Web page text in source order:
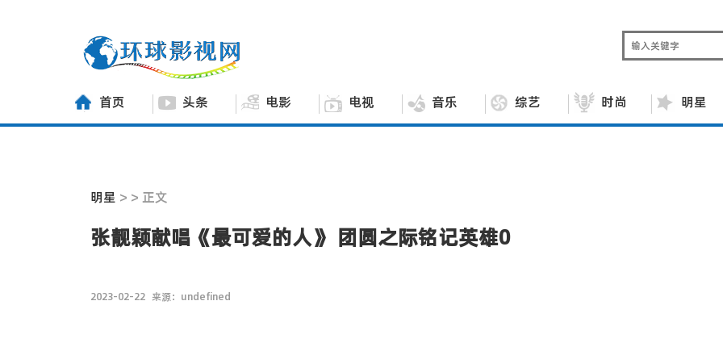
首页 头条 电影 电视 音乐 综艺 时尚 明星
明星 > > 正文
张靓颖献唱《最可爱的人》 团圆之际铭记英雄0
2023-02-22 来源：undefined